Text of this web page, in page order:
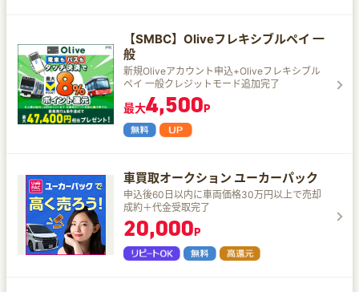
【SMBC】Oliveフレキシブルペイ 一
般
新規Oliveアカウント申込+Oliveフレキシブル
ペイ 一般クレジットモード追加完了
最大4,500P
車買取オークション ユーカーパック
申込後60日以内に車両価格30万円以上で売却
成約＋代金受取完了
20,000P